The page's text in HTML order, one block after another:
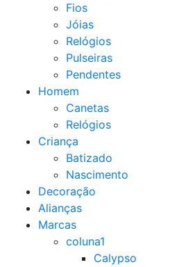
Fios
Jóias
Relógios
Pulseiras
Pendentes
Homem
Canetas
Relógios
Criança
Batizado
Nascimento
Decoração
Alianças
Marcas
coluna1
Calypso